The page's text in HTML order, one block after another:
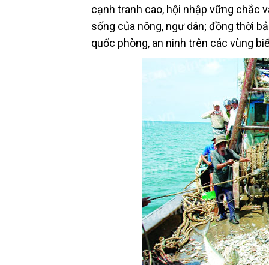
cạnh tranh cao, hội nhập vững chắc
sống của nông, ngư dân; đồng thời
quốc phòng, an ninh trên các vùng